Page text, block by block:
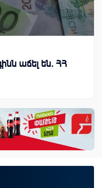
աճել են. ՀՀ